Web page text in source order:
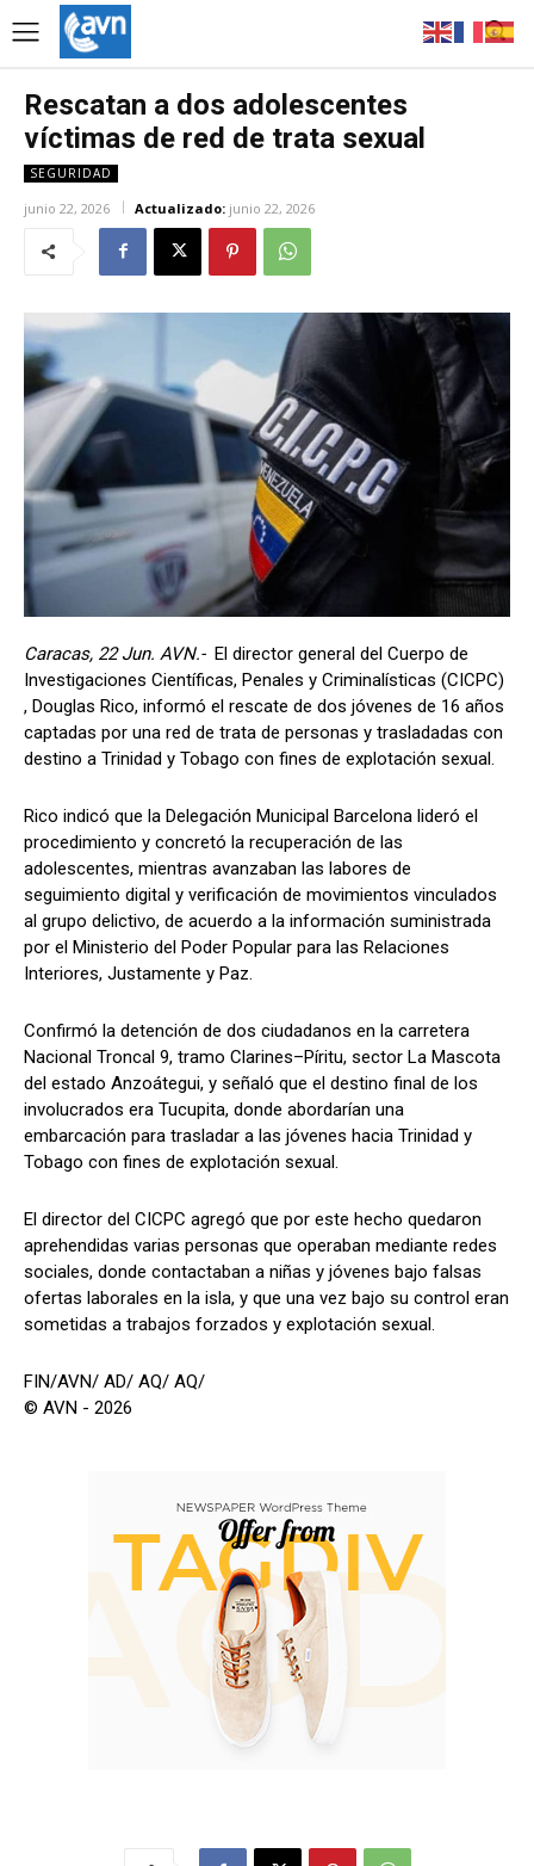
Rescatan a dos adolescentes
víctimas de red de trata sexual
SEGURIDAD
junio 22, 2026 Actualizado: junio 22, 2026
Caracas, 22 Jun. AVN.- El director general del Cuerpo de
Investigaciones Científicas, Penales y Criminalísticas (CICPC)
, Douglas Rico, informó el rescate de dos jóvenes de 16 años
captadas por una red de trata de personas y trasladadas con
destino a Trinidad y Tobago con fines de explotación sexual.
Rico indicó que la Delegación Municipal Barcelona lideró el
procedimiento y concretó la recuperación de las
adolescentes, mientras avanzaban las labores de
seguimiento digital y verificación de movimientos vinculados
al grupo delictivo, de acuerdo a la información suministrada
por el Ministerio del Poder Popular para las Relaciones
Interiores, Justamente y Paz.
Confirmó la detención de dos ciudadanos en la carretera
Nacional Troncal 9, tramo Clarines–Píritu, sector La Mascota
del estado Anzoátegui, y señaló que el destino final de los
involucrados era Tucupita, donde abordarían una
embarcación para trasladar a las jóvenes hacia Trinidad y
Tobago con fines de explotación sexual.
El director del CICPC agregó que por este hecho quedaron
aprehendidas varias personas que operaban mediante redes
sociales, donde contactaban a niñas y jóvenes bajo falsas
ofertas laborales en la isla, y que una vez bajo su control eran
sometidas a trabajos forzados y explotación sexual.
FIN/AVN/ AD/ AQ/ AQ/
© AVN - 2026